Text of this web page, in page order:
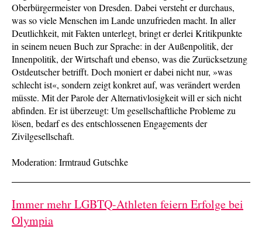
Oberbürgermeister von Dresden. Dabei versteht er durchaus,
was so viele Menschen im Lande unzufrieden macht. In aller
Deutlichkeit, mit Fakten unterlegt, bringt er derlei Kritikpunkte
in seinem neuen Buch zur Sprache: in der Außenpolitik, der
Innenpolitik, der Wirtschaft und ebenso, was die Zurücksetzung
Ostdeutscher betrifft. Doch moniert er dabei nicht nur, »was
schlecht ist«, sondern zeigt konkret auf, was verändert werden
müsste. Mit der Parole der Alternativlosigkeit will er sich nicht
abfinden. Er ist überzeugt: Um gesellschaftliche Probleme zu
lösen, bedarf es des entschlossenen Engagements der
Zivilgesellschaft.
Moderation: Irmtraud Gutschke
Immer mehr LGBTQ-Athleten feiern Erfolge bei
Olympia